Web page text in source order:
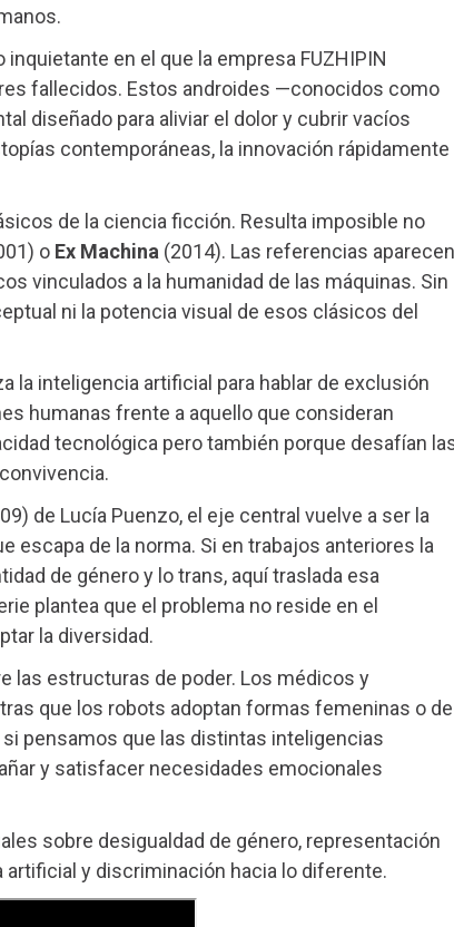
en el que la empresa FUZHIPIN
fallecidos. Estos androides —conocidos como
diseñado para aliviar el dolor y cubrir vacíos
contemporáneas, la innovación rápidamente
de la ciencia ficción. Resulta imposible no
o Ex Machina (2014). Las referencias aparecen
vinculados a la humanidad de las máquinas. Sin
ni la potencia visual de esos clásicos del
la inteligencia artificial para hablar de exclusión
humanas frente a aquello que consideran
tecnológica pero también porque desafían
de Lucía Puenzo, el eje central vuelve a ser la
escapa de la norma. Si en trabajos anteriores la
de género y lo trans, aquí traslada esa
plantea que el problema no reside en el
la diversidad.
las estructuras de poder. Los médicos y
que los robots adoptan formas femeninas o de
pensamos que las distintas inteligencias
y satisfacer necesidades emocionales
sobre desigualdad de género, representación
y discriminación hacia lo diferente.